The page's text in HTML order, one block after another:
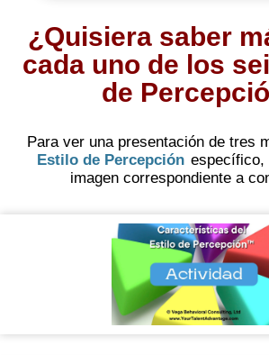
¿Quisiera saber
cada uno de los
de
Para ver una presentación de tres
Estilo de Percepción específico,
imagen correspondiente a